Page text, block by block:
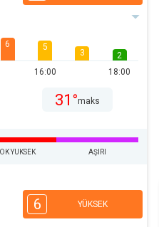
6 5
16:00
3
2
18:00
31°maks
YUKSEK AŞIRI
6 YÜKSEK